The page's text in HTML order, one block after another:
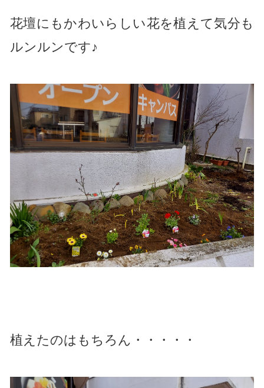
花壇にもかわいらしい花を植えて気分も
ルンルンです♪
植えたのはもちろん・・・・・